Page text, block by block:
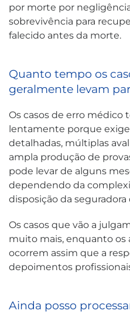
por morte por
sobrevivência para
falecido antes da morte.
Quanto tempo os
geralmente levam
Os casos de erro médico
lentamente porque
detalhadas, múltiplas
ampla produção de
pode levar de alguns
dependendo da
disposição da
Os casos que vão a
muito mais, enquanto os
ocorrem assim que a
depoimentos
Ainda posso